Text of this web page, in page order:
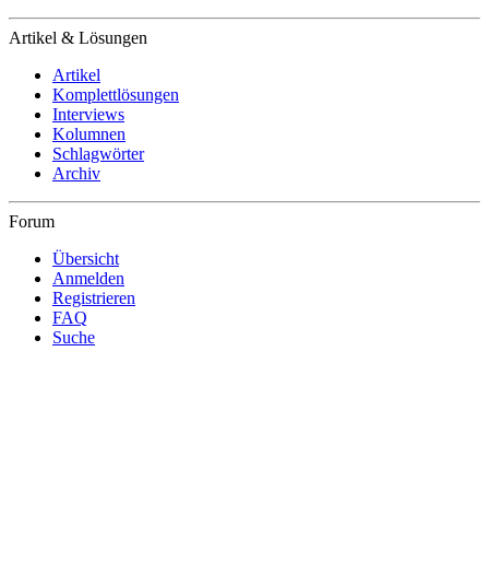
Artikel & Lösungen
Artikel
Komplettlösungen
Interviews
Kolumnen
Schlagwörter
Archiv
Forum
Übersicht
Anmelden
Registrieren
FAQ
Suche